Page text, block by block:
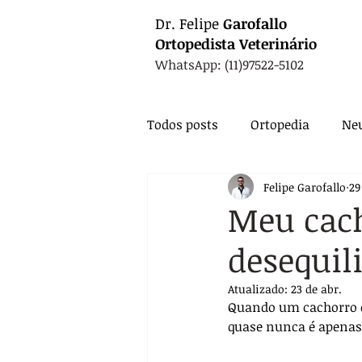
Dr. Felipe Garofallo
Ortopedista Veterinário
WhatsApp: (11)97522-5102
Todos posts Ortopedia
Animais Exóticos
Endocrinologia
Nutrição Exames
Meu
Felipe Garofallo
Atualizado: 23 de abr.
Quando um cachorro
quase nunca é